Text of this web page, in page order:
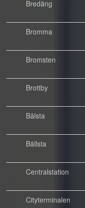
Bredäng
Bromma
Bromsten
Brottby
Bålsta
Bällsta
Centralstation
Cityterminalen